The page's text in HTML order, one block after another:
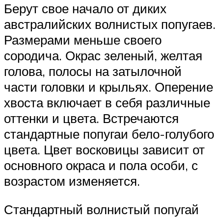
Берут свое начало от диких
австралийских волнистых попугаев.
Размерами меньше своего
сородича. Окрас зеленый, желтая
голова, полосы на затылочной
части головки и крыльях. Оперение
хвоста включает в себя различные
оттенки и цвета. Встречаются
стандартные попугаи бело-голубого
цвета. Цвет восковицы зависит от
основного окраса и пола особи, с
возрастом изменяется.
Стандартный волнистый попугай